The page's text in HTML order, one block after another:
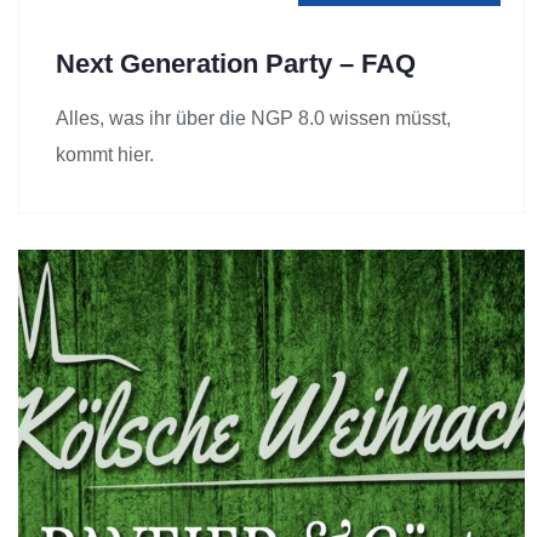
Next Generation Party – FAQ
Alles, was ihr über die NGP 8.0 wissen müsst,
kommt hier.